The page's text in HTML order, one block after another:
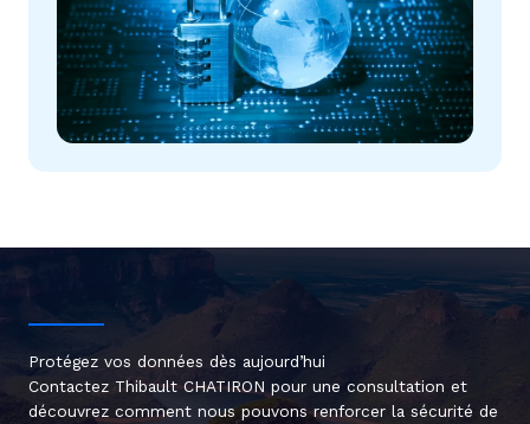
Protégez vos données dès aujourd’hui
Contactez Thibault CHATIRON pour une consultation et
découvrez comment nous pouvons renforcer la sécurité de